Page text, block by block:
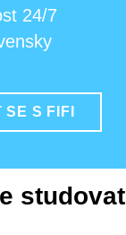
24/7
SE S FIFI
studovat